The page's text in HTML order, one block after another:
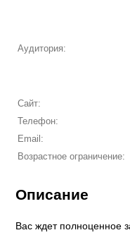
Аудитория:
Сайт:
Телефон:
Email:
Возрастное ограничение:
Описание
Вас ждет полноценное